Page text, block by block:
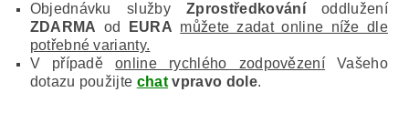
Objednávku služby
Zprostředkováníoddlužení
ZDARMA od EURA můžete zadat online níže dle
potřebné varianty.
V případěonline rychlého zodpovězení Vašeho
dotazu použijte chatvpravo dole.